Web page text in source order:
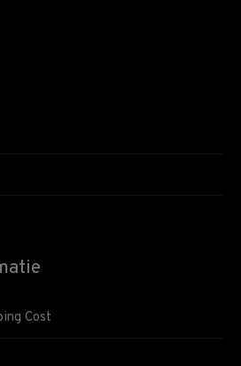
Cost